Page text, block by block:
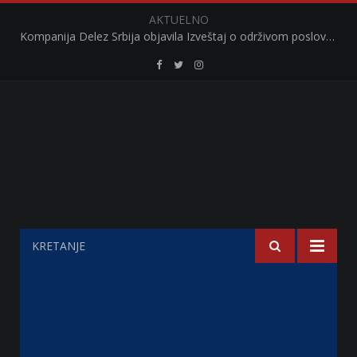
AKTUELNO
Kompanija Delez Srbija objavila Izveštaj o održivom poslovanju za 2025. godinu Briga o zajednici kroz program „Hrana za sve“ i edukaciju učenika
RetailRetailRetail
KRETANJE